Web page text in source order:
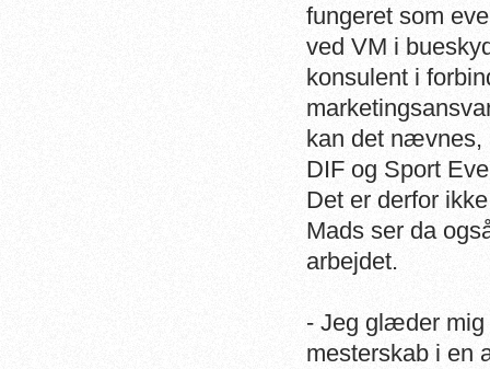
fungeret som
ved VM i
konsulent i
kan det nævnes,
DIF og Sport
Det er derfor
Mads ser da
arbejdet.
- Jeg glæder
mesterskab i en